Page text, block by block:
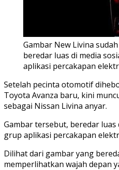
Gambar New Livina
beredar luas di media
aplikasi percakapan
Setelah pecinta otomotif
Toyota Avanza baru, kini
sebagai Nissan Livina anyar.
Gambar tersebut, beredar luas
grup aplikasi percakapan
Dilihat dari gambar yang
memperlihatkan wajah depan